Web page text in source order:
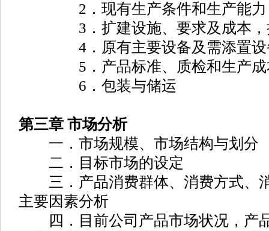
2．现有生产条件和生产能力
3．扩建设施、要求及成本，
4．原有主要设备及需添置设
5．产品标准、质检和生产成
6．包装与储运
第三章 市场分析
一．市场规模、市场结构与划分
二．目标市场的设定
三．产品消费群体、消费方式、
主要因素分析
四．目前公司产品市场状况，产